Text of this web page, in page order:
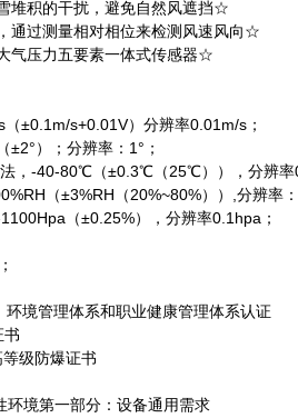
堆积的干扰，避免自然风遮挡☆
通过测量相对相位来检测风速风向☆
气压力五要素一体式传感器☆
±0.1m/s+0.01V）分辨率0.01m/s；
）；分辨率：1°；
，-40-80℃（±0.3℃（25℃）），分辨率
（±3%RH（20%~80%））,分辨率：
（±0.25%），分辨率0.1hpa；
境管理体系和职业健康管理体系认证
书
级防爆证书
境第一部分：设备通用需求